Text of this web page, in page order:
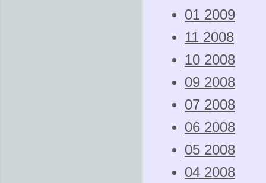
01 2009
11 2008
10 2008
09 2008
07 2008
06 2008
05 2008
04 2008